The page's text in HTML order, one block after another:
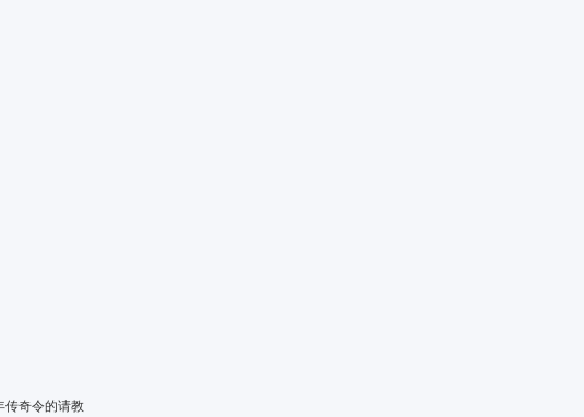
传奇令的请教